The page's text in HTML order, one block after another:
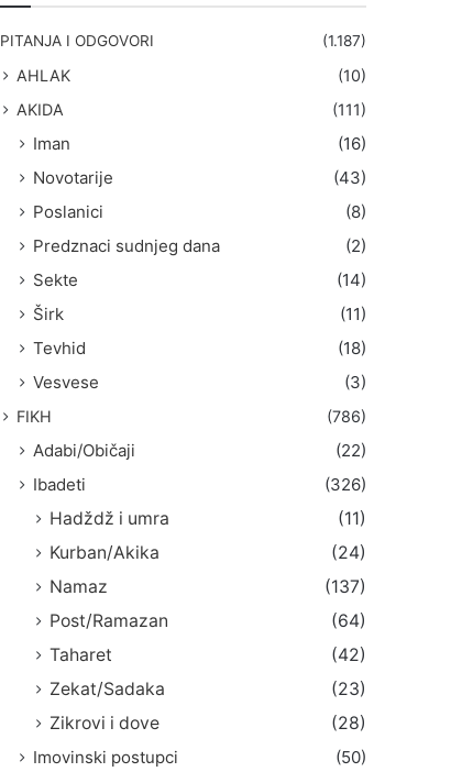
PITANJA I ODGOVORI (1.187)
AHLAK
(10)
AKIDA
(111)
Iman
(16)
Novotarije
(43)
Poslanici
(8)
Predznaci sudnjeg dana
(2)
Sekte
(14)
Širk
(11)
Tevhid
(18)
Vesvese
(3)
FIKH (786)
Adabi/Običaji
(22)
Ibadeti
(326)
Hadždž i umra
(11)
Kurban/Akika
(24)
Namaz
(137)
Post/Ramazan
(64)
Taharet
(42)
Zekat/Sadaka
(23)
Zikrovi i dove
(28)
Imovinski postupci
(50)